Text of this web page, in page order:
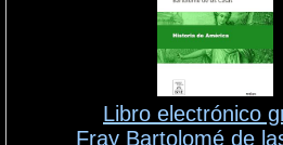
Libro electrónico
Fray Bartolomé de